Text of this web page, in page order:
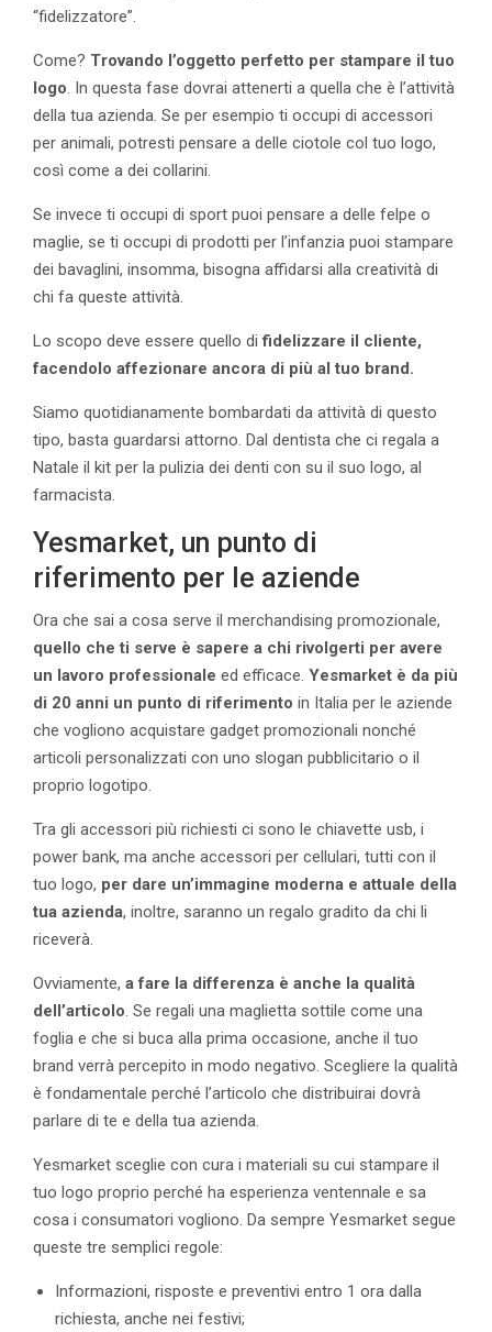
“fidelizzatore”.
Come? Trovando l’oggetto perfetto per stampare il tuo
logo. In questa fase dovrai attenerti a quella che è l’attività
della tua azienda. Se per esempio ti occupi di accessori
per animali, potresti pensare a delle ciotole col tuo logo,
così come a dei collarini.
Se invece ti occupi di sport puoi pensare a delle felpe o
maglie, se ti occupi di prodotti per l’infanzia puoi stampare
dei bavaglini, insomma, bisogna affidarsi alla creatività di
chi fa queste attività.
Lo scopo deve essere quello difidelizzare il cliente,
facendolo affezionare ancora di più al tuo brand.
Siamo quotidianamente bombardati da attività di questo
tipo, basta guardarsi attorno. Dal dentista che ci regala a
Natale il kit per la pulizia dei denti con su il suo logo, al
farmacista.
Yesmarket, un punto di
riferimento per le aziende
Ora che sai a cosa serve il merchandising promozionale,
quello che ti serve è sapere a chi rivolgerti per avere
un lavoro professionale ed efficace. Yesmarket è da più
di 20 anni un punto di riferimento in Italia per le aziende
che vogliono acquistare gadget promozionali nonché
articoli personalizzati con uno slogan pubblicitario o il
proprio logotipo.
Tra gli accessori più richiesti ci sono le chiavette usb, i
power bank, ma anche accessori per cellulari, tutti con il
tuo logo, per dare un’immagine moderna e attuale della
tua azienda, inoltre, saranno un regalo gradito da chi li
riceverà.
Ovviamente, a fare la differenza è anche la qualità
dell’articolo. Se regali una maglietta sottile come una
foglia e che si buca alla prima occasione, anche il tuo
brand verrà percepito in modo negativo. Scegliere la qualità
è fondamentale perché l’articolo che distribuirai dovrà
parlare di te e della tua azienda.
Yesmarket sceglie con cura i materiali su cui stampare il
tuo logo proprio perché ha esperienza ventennale e sa
cosa i consumatori vogliono. Da sempre Yesmarket segue
queste tre semplici regole:
Informazioni, risposte e preventivi entro 1 ora dalla
richiesta, anche nei festivi;